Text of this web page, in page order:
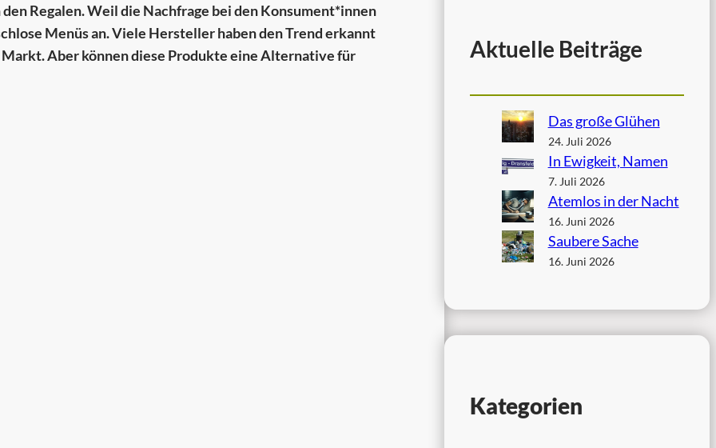
Regalen. Weil die Nachfrage bei den Konsument*innen
Menüs an. Viele Hersteller haben den Trend erkannt
Aber können diese Produkte eine Alternative für
Aktuelle Beiträge
Das große Glühen
24. Juli 2026
In Ewigkeit, Namen
7. Juli 2026
Atemlos in der Nacht
16. Juni 2026
Saubere Sache
16. Juni 2026
Kategorien